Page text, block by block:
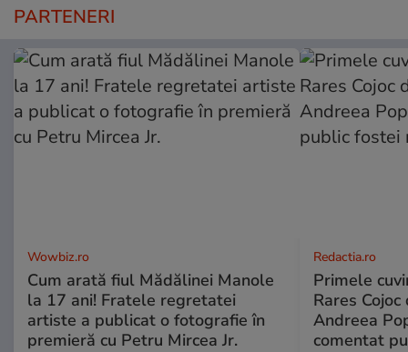
PARTENERI
Wowbiz.ro
Cum arată fiul Mădălinei Manole
la 17 ani! Fratele regretatei
artiste a publicat o fotografie în
premieră cu Petru Mircea Jr.
Redactia.ro
Primele
Rares
Andreea
comentat